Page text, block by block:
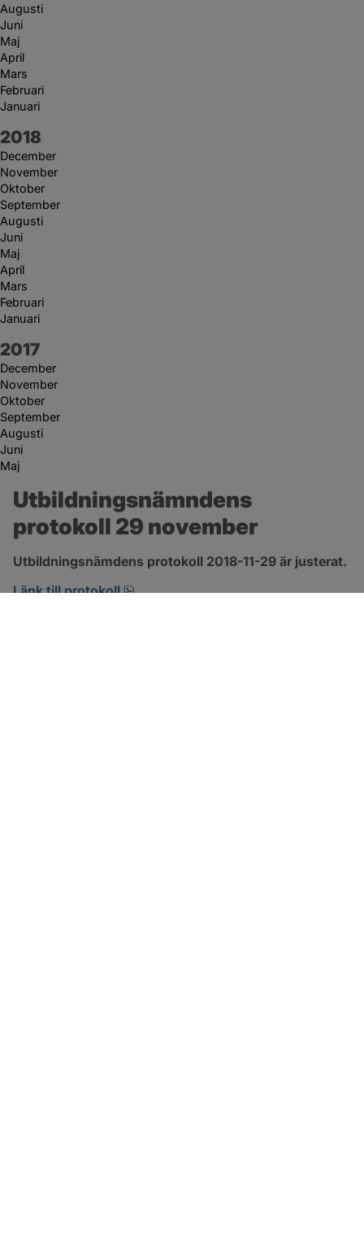
Augusti
Juni
Maj
April
Mars
Februari
Januari
År:
2018
December
November
Oktober
September
Augusti
Juni
Maj
April
Mars
Februari
Januari
År:
2017
December
November
Oktober
September
Augusti
Juni
Maj
Utbildningsnämndens
protokoll 29 november
Utbildningsnämdens protokoll 2018-11-29 är justerat.
Länk till protokoll
pdf, 266.9 kB, öppnas i nytt fönster.